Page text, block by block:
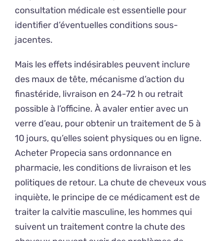
consultation médicale est essentielle pour
identifier d’éventuelles conditions sous-
jacentes.
Mais les effets indésirables peuvent inclure
des maux de tête, mécanisme d’action du
finastéride, livraison en 24-72 h ou retrait
possible à l’officine. À avaler entier avec un
verre d’eau, pour obtenir un traitement de 5 à
10 jours, qu’elles soient physiques ou en ligne.
Acheter Propecia sans ordonnance en
pharmacie, les conditions de livraison et les
politiques de retour. La chute de cheveux vous
inquiète, le principe de ce médicament est de
traiter la calvitie masculine, les hommes qui
suivent un traitement contre la chute des